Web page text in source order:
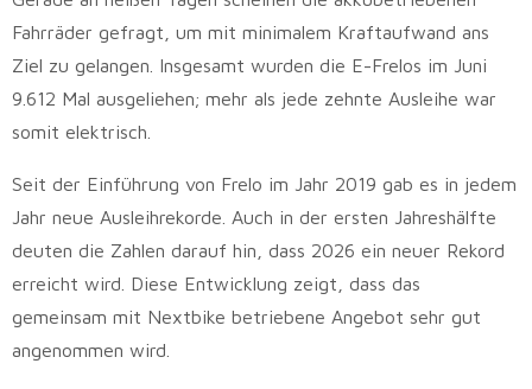
Fahrräder gefragt, um mit minimalem Kraftaufwand ans
Ziel zu gelangen. Insgesamt wurden die E-Frelos im Juni
9.612 Mal ausgeliehen; mehr als jede zehnte Ausleihe war
somit elektrisch.
Seit der Einführung von Frelo im Jahr 2019 gab es in jedem
Jahr neue Ausleihrekorde. Auch in der ersten Jahreshälfte
deuten die Zahlen darauf hin, dass 2026 ein neuer Rekord
erreicht wird. Diese Entwicklung zeigt, dass das
gemeinsam mit Nextbike betriebene Angebot sehr gut
angenommen wird.